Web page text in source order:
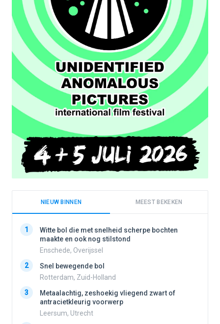
NIEUW BINNEN MEEST BEKEKEN
1
Witte bol die met snelheid scherpe bochten
maakte en ook nog stilstond
Enschede, Overijssel
2
Snel bewegende bol
Rotterdam, Zuid-Holland
3
Metaalachtig, zeshoekig vliegend zwart of
antracietkleurig voorwerp
Leersum, Utrecht